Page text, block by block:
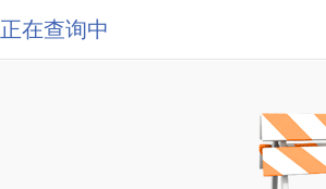
正在查询中